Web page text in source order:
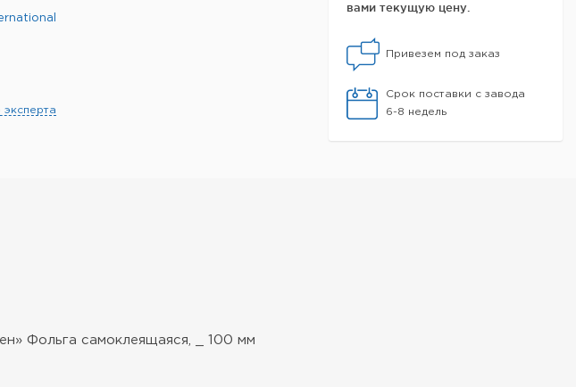
вами текущую цену.
Привезем под заказ
Срок поставки с завода
6-8 недель
эксперта
Фольга самоклеящаяся, _ 100 мм